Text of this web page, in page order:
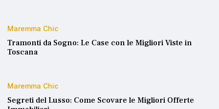
Maremma Chic
Tramonti da Sogno: Le Case con le Migliori Viste in
Toscana
Maremma Chic
Segreti del Lusso: Come Scovare le Migliori Offerte